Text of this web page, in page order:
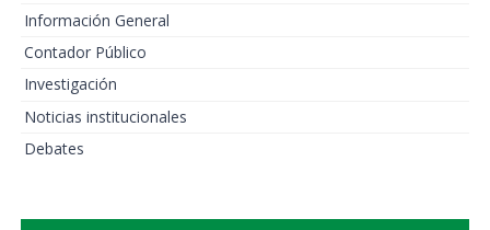
Información General
Contador Público
Investigación
Noticias institucionales
Debates